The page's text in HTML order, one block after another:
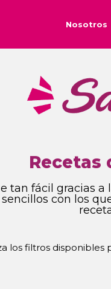
Nosotros
Recetas
tan fácil gracias a
con los
los filtros disponibles